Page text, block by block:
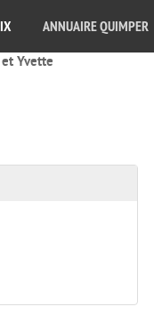
ANNUAIRE QUIMPER
Yvette